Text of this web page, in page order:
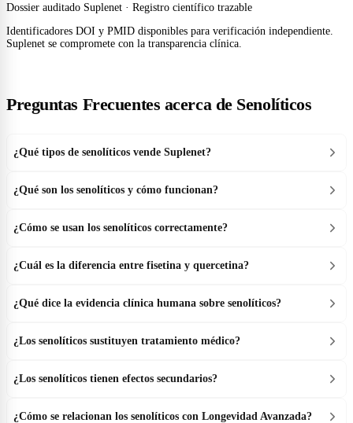
Dossier auditado Suplenet · Registro científico trazable
Identificadores DOI y PMID disponibles para verificación independiente.
Suplenet se compromete con la transparencia clínica.
Preguntas Frecuentes acerca de Senolíticos
¿Qué tipos de senolíticos vende Suplenet?
¿Qué son los senolíticos y cómo funcionan?
¿Cómo se usan los senolíticos correctamente?
¿Cuál es la diferencia entre fisetina y quercetina?
¿Qué dice la evidencia clínica humana sobre senolíticos?
¿Los senolíticos sustituyen tratamiento médico?
¿Los senolíticos tienen efectos secundarios?
¿Cómo se relacionan los senolíticos con Longevidad Avanzada?